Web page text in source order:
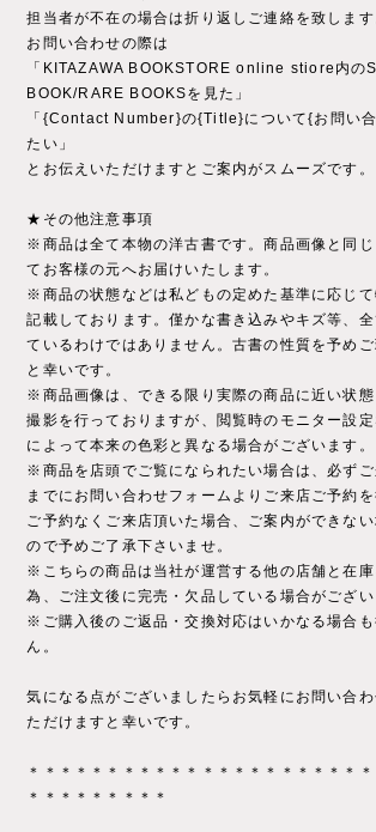
担当者が不在の場合は折り返しご連絡を致します
お問い合わせの際は
「KITAZAWA BOOKSTORE online stiore内の
BOOK/RARE BOOKSを見た」
「{Contact Number}の{Title}について{お問い
たい」
とお伝えいただけますとご案内がスムーズです。
★その他注意事項
※商品は全て本物の洋古書です。商品画像と同
てお客様の元へお届けいたします。
※商品の状態などは私どもの定めた基準に応じ
記載しております。僅かな書き込みやキズ等、
ているわけではありません。古書の性質を予め
と幸いです。
※商品画像は、できる限り実際の商品に近い状
撮影を行っておりますが、閲覧時のモニター設
によって本来の色彩と異なる場合がございます。
※商品を店頭でご覧になられたい場合は、必ず
までにお問い合わせフォームよりご来店ご予約を
ご予約なくご来店頂いた場合、ご案内ができな
ので予めご了承下さいませ。
※こちらの商品は当社が運営する他の店舗と在庫
為、ご注文後に完売・欠品している場合がござい
※ご購入後のご返品・交換対応はいかなる場合
ん。
気になる点がございましたらお気軽にお問い合
ただけますと幸いです。
＊＊＊＊＊＊＊＊＊＊＊＊＊＊＊＊＊＊＊＊＊
＊＊＊＊＊＊＊＊＊